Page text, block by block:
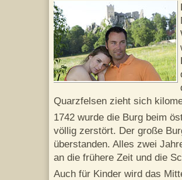
Quarzfelsen zieht sich
1742 wurde die Burg beim
völlig zerstört. Der große
überstanden. Alles zwei
an die frühere Zeit und die
Auch für Kinder wird das